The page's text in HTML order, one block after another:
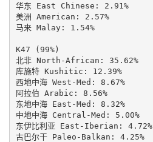
华东 East Chinese: 2.91%
美洲 American: 2.57%
马来 Malay: 1.54%
K47 (99%)
北非 North-African: 35.62%
库施特 Kushitic: 12.39%
西地中海 West-Med: 8.67%
阿拉伯 Arabic: 8.56%
东地中海 East-Med: 8.32%
中地中海 Central-Med: 5.00%
东伊比利亚 East-Iberian: 4.72%
古巴尔干 Paleo-Balkan: 4.25%